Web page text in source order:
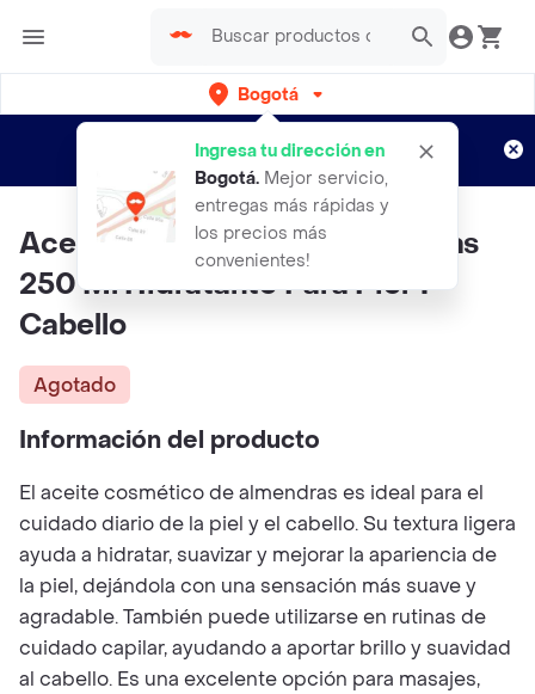
Bogotá
Ingresa tu dirección en
Bogotá. Mejor servicio,
entregas más rápidas y
los precios más
convenientes!
envíos gratis por semanas
Aplican TyC
Aceite Cosmético De Almendras
250 Ml Hidratante Para Piel Y
Cabello
Agotado
Información del producto
El aceite cosmético de almendras es ideal para el
cuidado diario de la piel y el cabello. Su textura ligera
ayuda a hidratar, suavizar y mejorar la apariencia de
la piel, dejándola con una sensación más suave y
agradable. También puede utilizarse en rutinas de
cuidado capilar, ayudando a aportar brillo y suavidad
al cabello. Es una excelente opción para masajes,